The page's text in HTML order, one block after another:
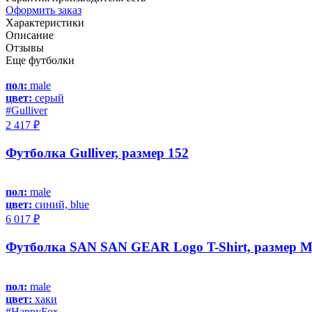
Оформить заказ
Характеристики
Описание
Отзывы
Еще футболки
пол: male
цвет: серый
#Gulliver
2 417 ₽
Футболка Gulliver, размер 152
пол: male
цвет: синий, blue
6 017 ₽
Футболка SAN SAN GEAR Logo T-Shirt, размер
пол: male
цвет: хаки